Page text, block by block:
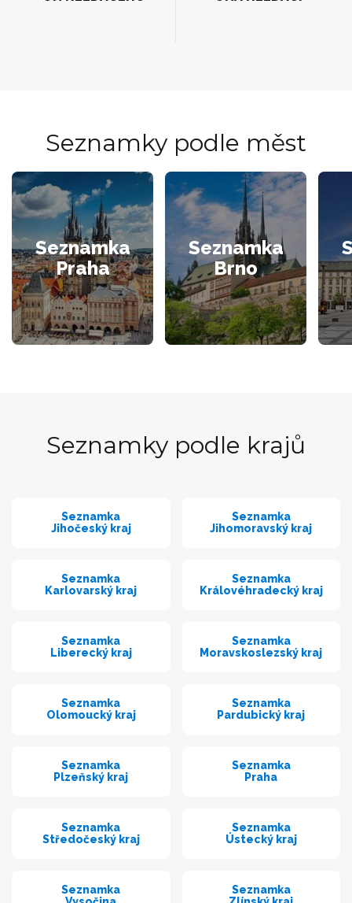
Seznamky podle měst
Seznamka
Praha
Seznamka
Brno
Seznamky podle krajů
Seznamka
Jihočeský kraj
Seznamka
Jihomoravský kraj
Seznamka
Karlovarský kraj
Seznamka
Královéhradecký kraj
Seznamka
Liberecký kraj
Seznamka
Moravskoslezský kraj
Seznamka
Olomoucký kraj
Seznamka
Pardubický kraj
Seznamka
Plzeňský kraj
Seznamka
Praha
Seznamka
Středočeský kraj
Seznamka
Ústecký kraj
Seznamka
Seznamka